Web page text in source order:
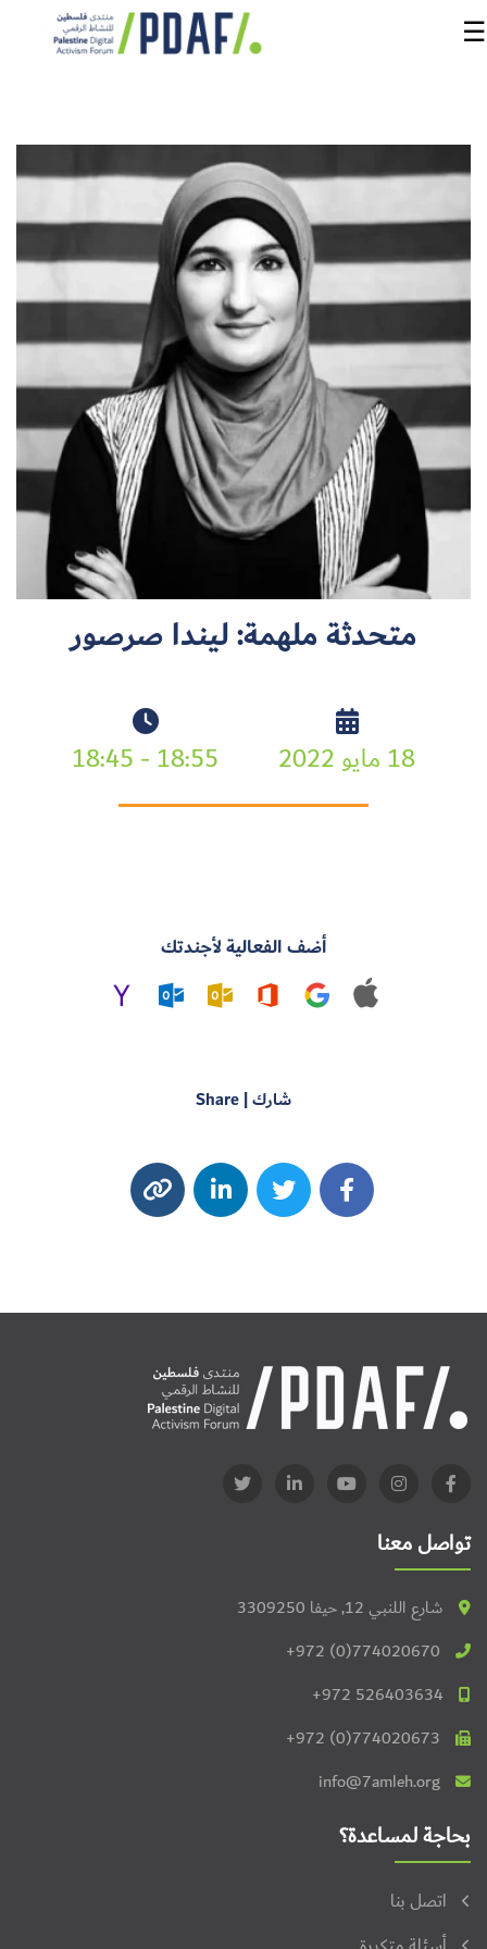
فعاليات
المنتدى
من
نحن
ومتحدثون
سابقة
سجل الآن
☰
متحدثة ملهمة: ليندا صرصور
18 مايو 2022 18:55 - 18:45
أضف الفعالية لأجندتك
شارك | Share
تواصل معنا
شارع اللنبي 12, حيفا 3309250
+972 (0)774020670
+972 526403634
+972 (0)774020673
info@7amleh.org
بحاجة لمساعدة؟
اتصل بنا